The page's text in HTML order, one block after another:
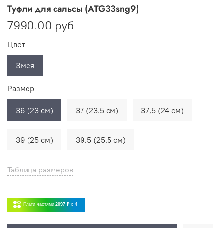
Туфли для сальсы (ATG33sng9)
7990.00 руб
Таблица размеров
Плати частями 2097 ₽ x 4
Цвет
Змея
Размер
36 (23 см) 37 (23.5 см) 37,5 (24 см)
39 (25 см) 39,5 (25.5 см)